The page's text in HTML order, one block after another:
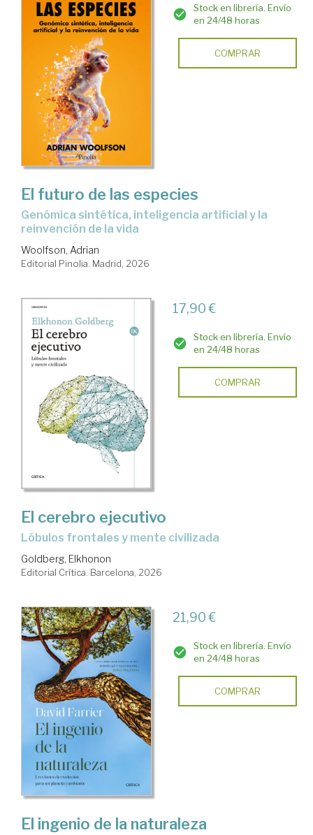
Stock en librería. Envío
en 24/48 horas
COMPRAR
El futuro de las especies
Genómica sintética, inteligencia artificial y la
reinvención de la vida
Woolfson, Adrian
Editorial Pinolia. Madrid, 2026
17,90 €
Stock en librería. Envío
en 24/48 horas
COMPRAR
El cerebro ejecutivo
Lóbulos frontales y mente civilizada
Goldberg, Elkhonon
Editorial Crítica. Barcelona, 2026
21,90 €
Stock en librería. Envío
en 24/48 horas
COMPRAR
El ingenio de la naturaleza